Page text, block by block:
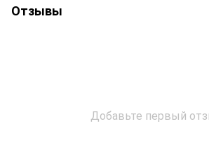
Отзывы
Добавьте первый